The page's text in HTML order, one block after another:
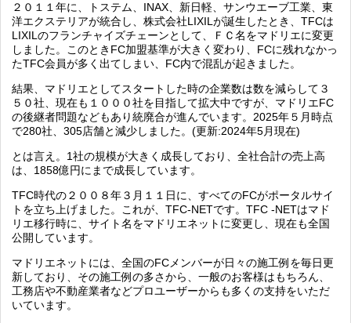
２０１１年に、トステム、 INAX、新日軽、サンウエーブ工業、東
洋エクステリアが統合し、株式会社LIXILが誕生したとき、 TFCは
LIXILのフランチャイズチェーンとして、ＦＣ名をマドリエに変更
しました。このときFC加盟基準が大きく変わり、FCに残れなかっ
たTFC会員が多く出てしまい、FC内で混乱が起きました。
結果、マドリエとしてスタートした時の企業数は数を減らして３
５０社、現在も１０００社を目指して拡大中ですが、マドリエFC
の後継者問題などもあり統廃合が進んでいます。2025年５月時点
で280社、305店舗と減少しました。(更新:2024年5月現在)
とは言え。1社の規模が大きく成長しており、全社合計の売上高
は、1858億円にまで成長しています。
TFC時代の２００８年３月１１日に、すべてのFCがポータルサイ
トを立ち上げました。これが、 TFC-NETです。 TFC -NETはマド
リエ移行時に、サイト名をマドリエネットに変更し、現在も全国
公開しています。
マドリエネットには、全国のFCメンバーが日々の施工例を毎日更
新しており、その施工例の多さから、一般のお客様はもちろん、
工務店や不動産業者などプロユーザーからも多くの支持をいただ
いています。